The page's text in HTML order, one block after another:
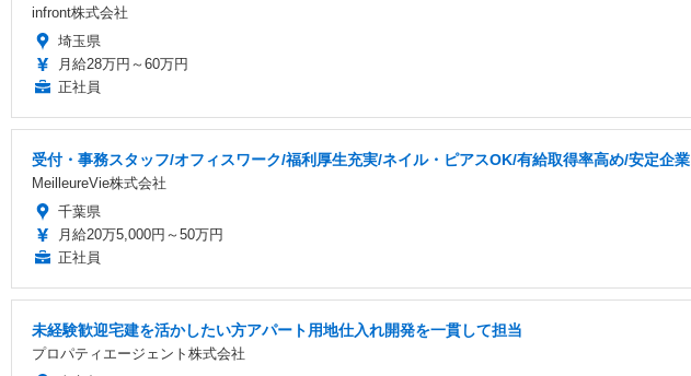
infront株式会社
埼玉県
月給28万円～60万円
正社員
受付・事務スタッフ/オフィスワーク/福利厚生充実/ネイル・ピアスOK/有給取得率高め/安定企業
MeilleureVie株式会社
千葉県
月給20万5,000円～50万円
正社員
未経験歓迎宅建を活かしたい方アパート用地仕入れ開発を一貫して担当
プロパティエージェント株式会社